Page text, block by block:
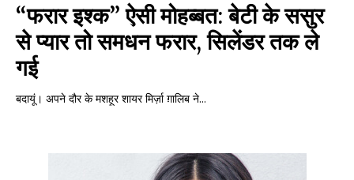
“फरार इश्क” ऐसी मोहब्बत: बेटी के ससुर
से प्यार तो समधन फरार, सिलेंडर तक ले
गई
बदायूं। अपने दौर के मशहूर शायर मिर्ज़ा ग़ालिब ने...